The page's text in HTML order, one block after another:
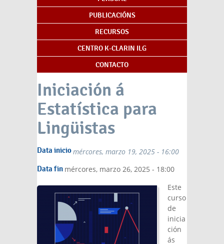
PUBLICACIÓNS
RECURSOS
CENTRO K-CLARIN ILG
CONTACTO
Iniciación á
Estatística para
Lingüistas
Data iniciomércores, marzo 19, 2025 - 16:00
Data fin mércores, marzo 26, 2025 - 18:00
Este
curso
de
inicia
ción
ás